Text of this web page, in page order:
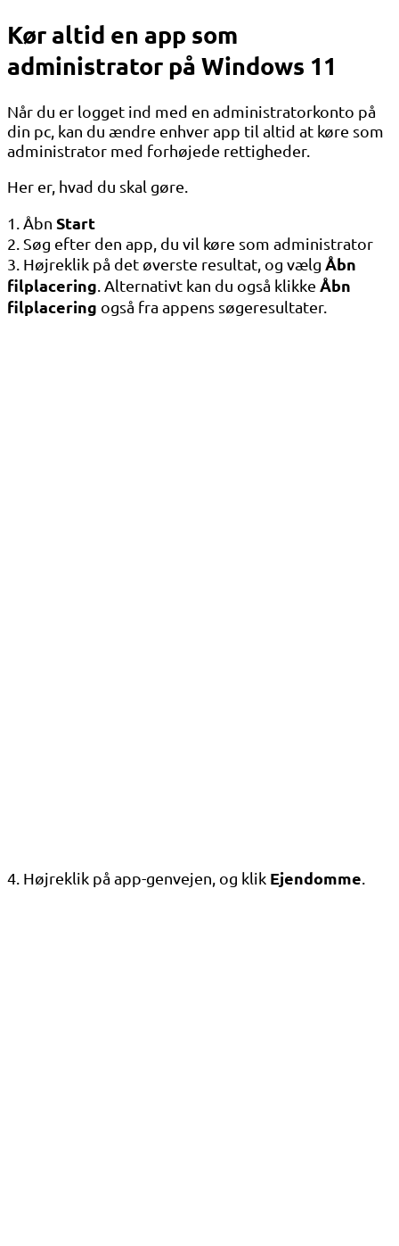
Kør altid en app som
administrator på Windows 11
Når du er logget ind med en administratorkonto på
din pc, kan du ændre enhver app til altid at køre som
administrator med forhøjede rettigheder.
Her er, hvad du skal gøre.
1. Åbn Start
2. Søg efter den app, du vil køre som administrator
3. Højreklik på det øverste resultat, og vælg Åbn
filplacering . Alternativt kan du også klikke Åbn
filplacering også fra appens søgeresultater.
4. Højreklik på app-genvejen, og klik Ejendomme